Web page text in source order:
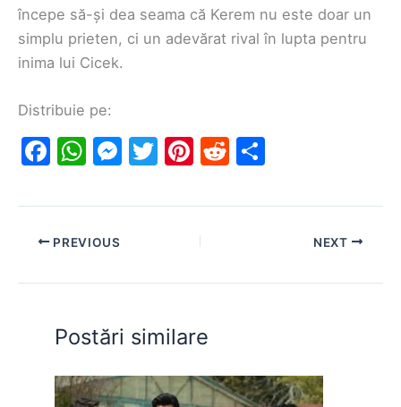
începe să-și dea seama că Kerem nu este doar un
simplu prieten, ci un adevărat rival în lupta pentru
inima lui Cicek.
Distribuie pe:
F
c
e
o
o
k
W
at
s
p
p
M
s
n
g
er
T
itt
Pi
er
e
R
d ar
PREVIOUS NEXT
Postări similare